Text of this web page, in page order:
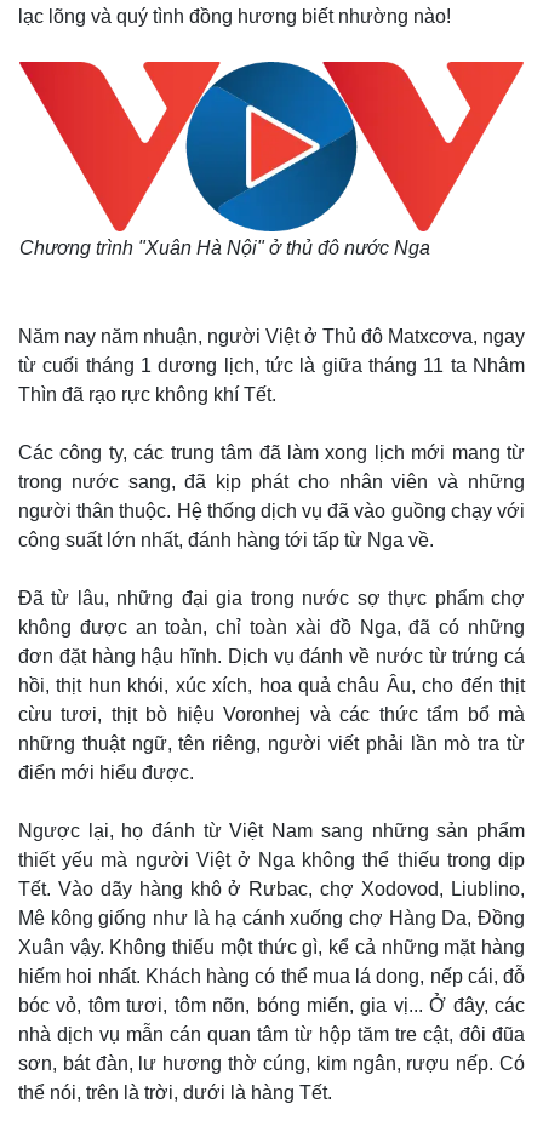
Thế giới
Quan sát
Cuộc sống đó đây
Multimedia
Video
Ảnh
lạc lõng và quý tình đồng hương biết nhường nào!
Chương trình "Xuân Hà Nội" ở thủ đô nước Nga
Năm nay năm nhuận, người Việt ở Thủ đô Matxcơva, ngay
từ cuối tháng 1 dương lịch, tức là giữa tháng 11 ta Nhâm
Thìn đã rạo rực không khí Tết.
Các công ty, các trung tâm đã làm xong lịch mới mang từ
trong nước sang, đã kịp phát cho nhân viên và những
người thân thuộc. Hệ thống dịch vụ đã vào guồng chạy với
công suất lớn nhất, đánh hàng tới tấp từ Nga về.
Đã từ lâu, những đại gia trong nước sợ thực phẩm chợ
không được an toàn, chỉ toàn xài đồ Nga, đã có những
đơn đặt hàng hậu hĩnh. Dịch vụ đánh về nước từ trứng cá
hồi, thịt hun khói, xúc xích, hoa quả châu Âu, cho đến thịt
cừu tươi, thịt bò hiệu Voronhej và các thức tẩm bổ mà
những thuật ngữ, tên riêng, người viết phải lần mò tra từ
điển mới hiểu được.
Ngược lại, họ đánh từ Việt Nam sang những sản phẩm
thiết yếu mà người Việt ở Nga không thể thiếu trong dịp
Tết. Vào dãy hàng khô ở Rưbac, chợ Xodovod, Liublino,
Mê kông giống như là hạ cánh xuống chợ Hàng Da, Đồng
Xuân vậy. Không thiếu một thức gì, kể cả những mặt hàng
hiếm hoi nhất. Khách hàng có thể mua lá dong, nếp cái, đỗ
bóc vỏ, tôm tươi, tôm nõn, bóng miến, gia vị... Ở đây, các
nhà dịch vụ mẫn cán quan tâm từ hộp tăm tre cật, đôi đũa
sơn, bát đàn, lư hương thờ cúng, kim ngân, rượu nếp. Có
thể nói, trên là trời, dưới là hàng Tết.